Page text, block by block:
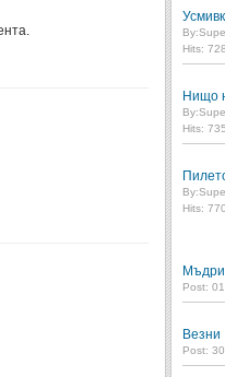
By:
Hits:
Нищо
By:
Hits:
By:
Hits:
Post:
Везни
Post: